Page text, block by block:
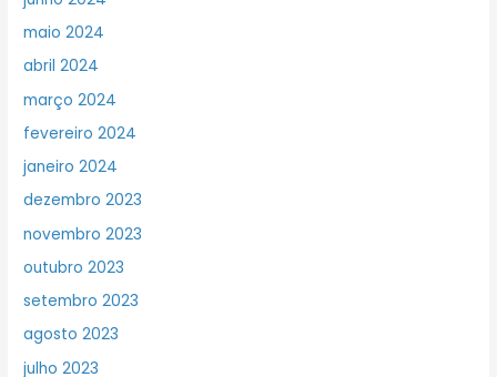
maio 2024
abril 2024
março 2024
fevereiro 2024
janeiro 2024
dezembro 2023
novembro 2023
outubro 2023
setembro 2023
agosto 2023
julho 2023